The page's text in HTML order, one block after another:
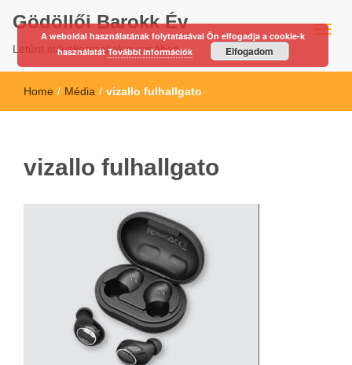
Gödöllői Barokk Év
Letűnt stíluskorszakok nyomában…
Home / Média / vizallo fulhallgato
vizallo fulhallgato
A weboldal használatának folytatásával Ön elfogadja a cookie-k
használatátTovábbi információk Elfogadom